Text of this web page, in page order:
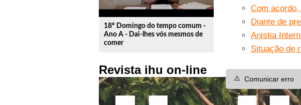
18º Domingo do tempo comum -
Ano A - Dai-lhes vós mesmos de
comer
Revista ihu on-line
Com
Diante de
Anistia
Situação de
⚠️ Comunicar erro